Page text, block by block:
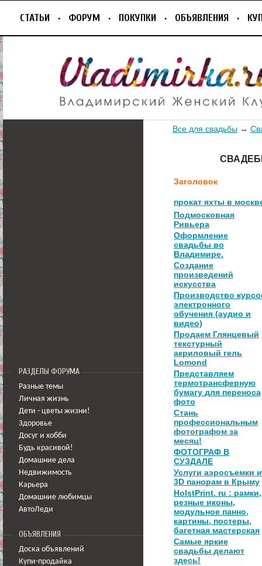
СТАТЬИ ФОРУМ ПОКУПКИ ОБЪЯВЛЕНИЯ
РАЗДЕЛЫ ФОРУМА
Разные темы
Личная жизнь
Дети - цветы жизни!
Здоровье
Досуг и хобби
Будь красивой!
Домашние дела
Недвижимость
Карьера
Домашние любимцы
АвтоЛеди
ОБЪЯВЛЕНИЯ
Доска объявлений
Купи-продайка
Все для свадьбы →
Заголовок
прокат яхты в
Подмосковная
Ривьера
Оформление
свадьбы во
Владимире.
Создание
произведений
искусства
Производство
электронного
обучения (аудио и
видео)
Продаем Глянцевый
текстурный
акриловый гель
Lomond
Представляем
термотрансферную
бумагу для переноса
фото
Стань
профессиональным
фотографом за
месяц!
ФОТОГРАФ В
СУЗДАЛЕ
Услуги аэросъемки и
3D панорам в Крыму
HolstPrint. ru : рамки,
резные иконы,
модульное панно,
картины, постеры,
багетная мастерская
Самые яркие
свадьбы делают
здесь!